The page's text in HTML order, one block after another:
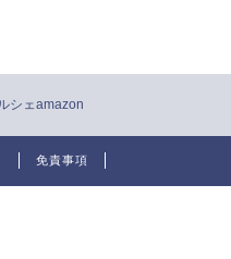
シェamazon
免責事項